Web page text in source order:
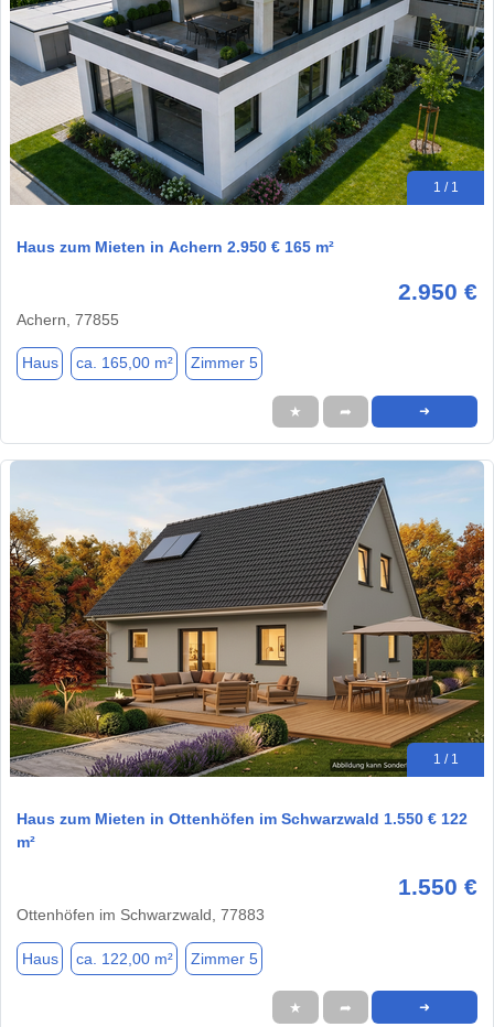
1 / 1
Haus zum Mieten in Achern 2.950 € 165 m²
2.950 €
Achern, 77855
Haus ca. 165,00 m² Zimmer 5
★ ➦ ➜
1 / 1
Haus zum Mieten in Ottenhöfen im Schwarzwald 1.550 € 122
m²
1.550 €
Ottenhöfen im Schwarzwald, 77883
Haus ca. 122,00 m² Zimmer 5
★ ➦ ➜